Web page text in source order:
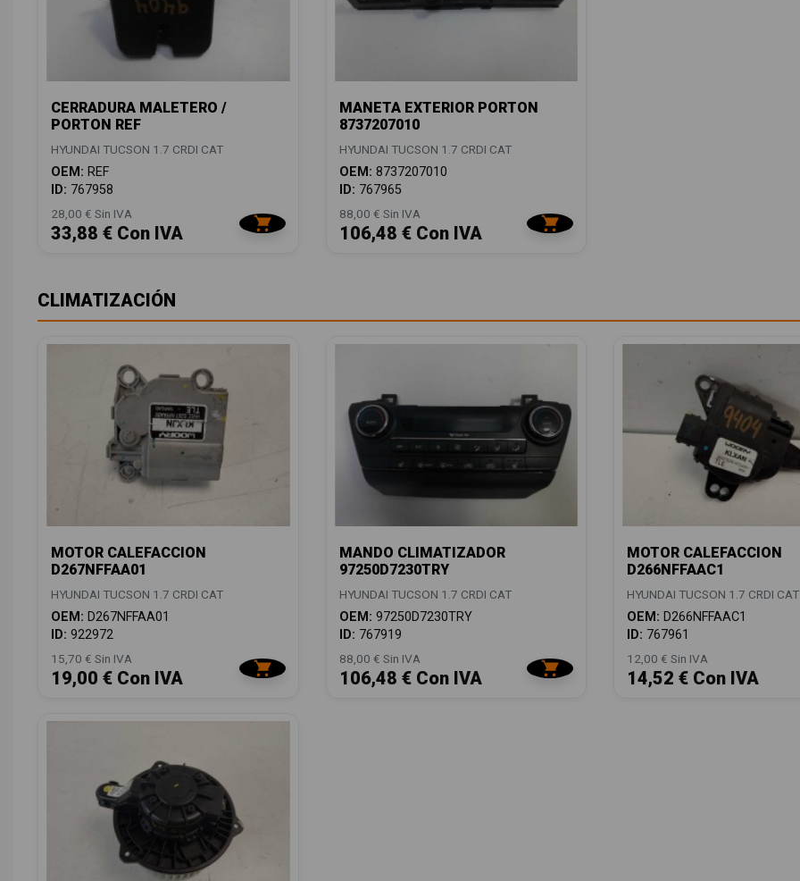
CERRADURA MALETERO /
PORTON REF
HYUNDAI TUCSON 1.7 CRDI CAT
OEM: REF
ID: 767958
28,00 € Sin IVA
33,88 € Con IVA
MANETA EXTERIOR PORTON
8737207010
HYUNDAI TUCSON 1.7 CRDI CAT
OEM: 8737207010
ID: 767965
88,00 € Sin IVA
106,48 € Con IVA
CLIMATIZACIÓN
MOTOR CALEFACCION
D267NFFAA01
HYUNDAI TUCSON 1.7 CRDI CAT
OEM: D267NFFAA01
ID: 922972
15,70 € Sin IVA
19,00 € Con IVA
MANDO CLIMATIZADOR
97250D7230TRY
HYUNDAI TUCSON 1.7 CRDI CAT
OEM: 97250D7230TRY
ID: 767919
88,00 € Sin IVA
106,48 € Con IVA
MOTOR CALEFACCION
D266NFFAAC1
HYUNDAI TUCSON 1.7 CRDI CAT
OEM: D266NFFAAC1
ID: 767961
12,00 € Sin IVA
14,52 € Con IVA